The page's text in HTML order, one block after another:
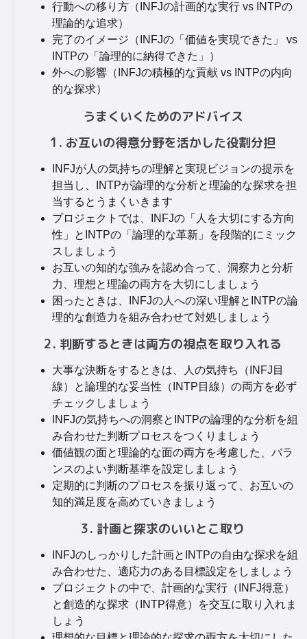
行動への移り方（INFJの計画的な実行 vs INTPの
理論的な追求）
完了のイメージ（INFJの「価値を実現できた」 vs
INTPの「論理的に納得できた」）
外への影響（INFJの積極的な貢献 vs INTPの内向
的な探求）
うまくいくためのアドバイス
1. お互いの得意分野を活かした役割分担
INFJが人の気持ちの理解と実現ビジョンの提示を
担当し、INTPが論理的な分析と理論的な探求を担
当するとうまくいきます
プロジェクトでは、INFJの「人を大切にする方向
性」とINTPの「論理的な革新」を段階的にミック
スしましょう
お互いの知的な強みを認め合って、洞察力と分析
力、理想と理論の両方を大切にしましょう
困ったときは、INFJの人への深い理解とINTPの論
理的な創造力を組み合わせて対処しましょう
2. 判断するときは両方の視点を取り入れる
大事な決断をするときは、人の気持ち（INFJ目
線）と論理的な妥当性（INTP目線）の両方を必ず
チェックしましょう
INFJの気持ちへの洞察とINTPの論理的な分析を組
み合わせた判断プロセスをつくりましょう
価値観の面と理論的な面の両方を考慮した、バラ
ンスのよい判断基準を設定しましょう
定期的に判断のプロセスを振り返って、お互いの
知的満足度を高めていきましょう
3. 計画と探求のいいとこ取り
INFJのしっかりした計画とINTPの自由な探求を組
み合わせた、適応力のある目標設定をしましょう
プロジェクトの中で、計画的な実行（INFJ得意）
と創造的な探求（INTP得意）を交互に取り入れま
しょう